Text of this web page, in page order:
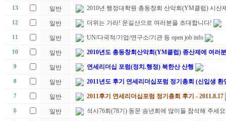
13 일반 2010년 행정대학원 총동창회 산악회(YM클럽) 시산
12 일반 더위는 가라! 운길산으로 여러분을 초대합니다!
11 일반 UN/다국적/기업/연구소/기관 등 open job info
10 일반 2010년도 총동창회산악회(YM클럽) 종산제에 여러
9 일반 연세리더십 포럼(정치.행정) 북한산 산행
8 일반 2011년도 후기 연세리더십포럼 정기총회 (신입생
7 일반 2011후기 연세리더십포럼 정기총회 후기 - 2011.8.17
6 일반 석사76회(78기) 동문 송년회에 많이들 참석해 주세요